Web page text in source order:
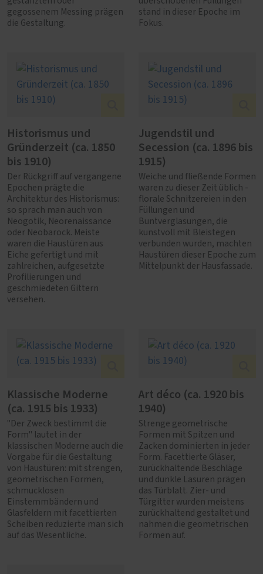
gegossenem Messing prägen
die Gestaltung.
stand in dieser Epoche im
Fokus.
Historismus und
Gründerzeit (ca. 1850
bis 1910)
Der Rückgriff auf vergangene
Epochen prägte die
Architektur des Historismus:
so sprach man auch von
Neogotik, Neorenaissance
oder Neobarock. Meiste
waren die Haustüren aus
Eiche gefertigt und mit
zahlreichen, aufgesetzte
Profilierungen und
geschmiedeten Gittern
versehen.
Jugendstil und
Secession (ca. 1896 bis
1915)
Weiche und fließende Formen
waren zu dieser Zeit üblich -
florale Schnitzereien in den
Füllungen und
Buntverglasungen, die
kunstvoll mit Bleistegen
verbunden wurden, machten
Haustüren dieser Epoche zum
Mittelpunkt der Hausfassade.
Klassische Moderne
(ca. 1915 bis 1933)
"Der Zweck bestimmt die
Form" lautet in der
klassischen Moderne auch die
Vorgabe für die Gestaltung
von Haustüren: mit strengen,
geometrischen Formen,
schmucklosen
Einstemmbändern und
Glasfeldern mit facettierten
Scheiben reduzierte man sich
auf das Wesentliche.
Art déco (ca. 1920 bis
1940)
Strenge geometrische
Formen mit Spitzen und
Zacken dominierten in jeder
Form. Facettierte Gläser,
zurückhaltende Beschläge
und dunkle Lasuren prägen
das Türblatt. Zier- und
Türgitter wurden meistens
zurückhaltend gestaltet und
nahmen die geometrischen
Formen auf.